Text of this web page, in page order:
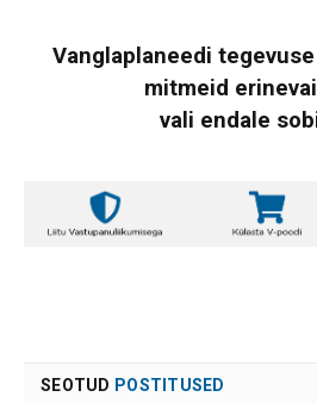
Vanglaplaneedi
mitmeid
vali endale
SEOTUD POSTITUSED